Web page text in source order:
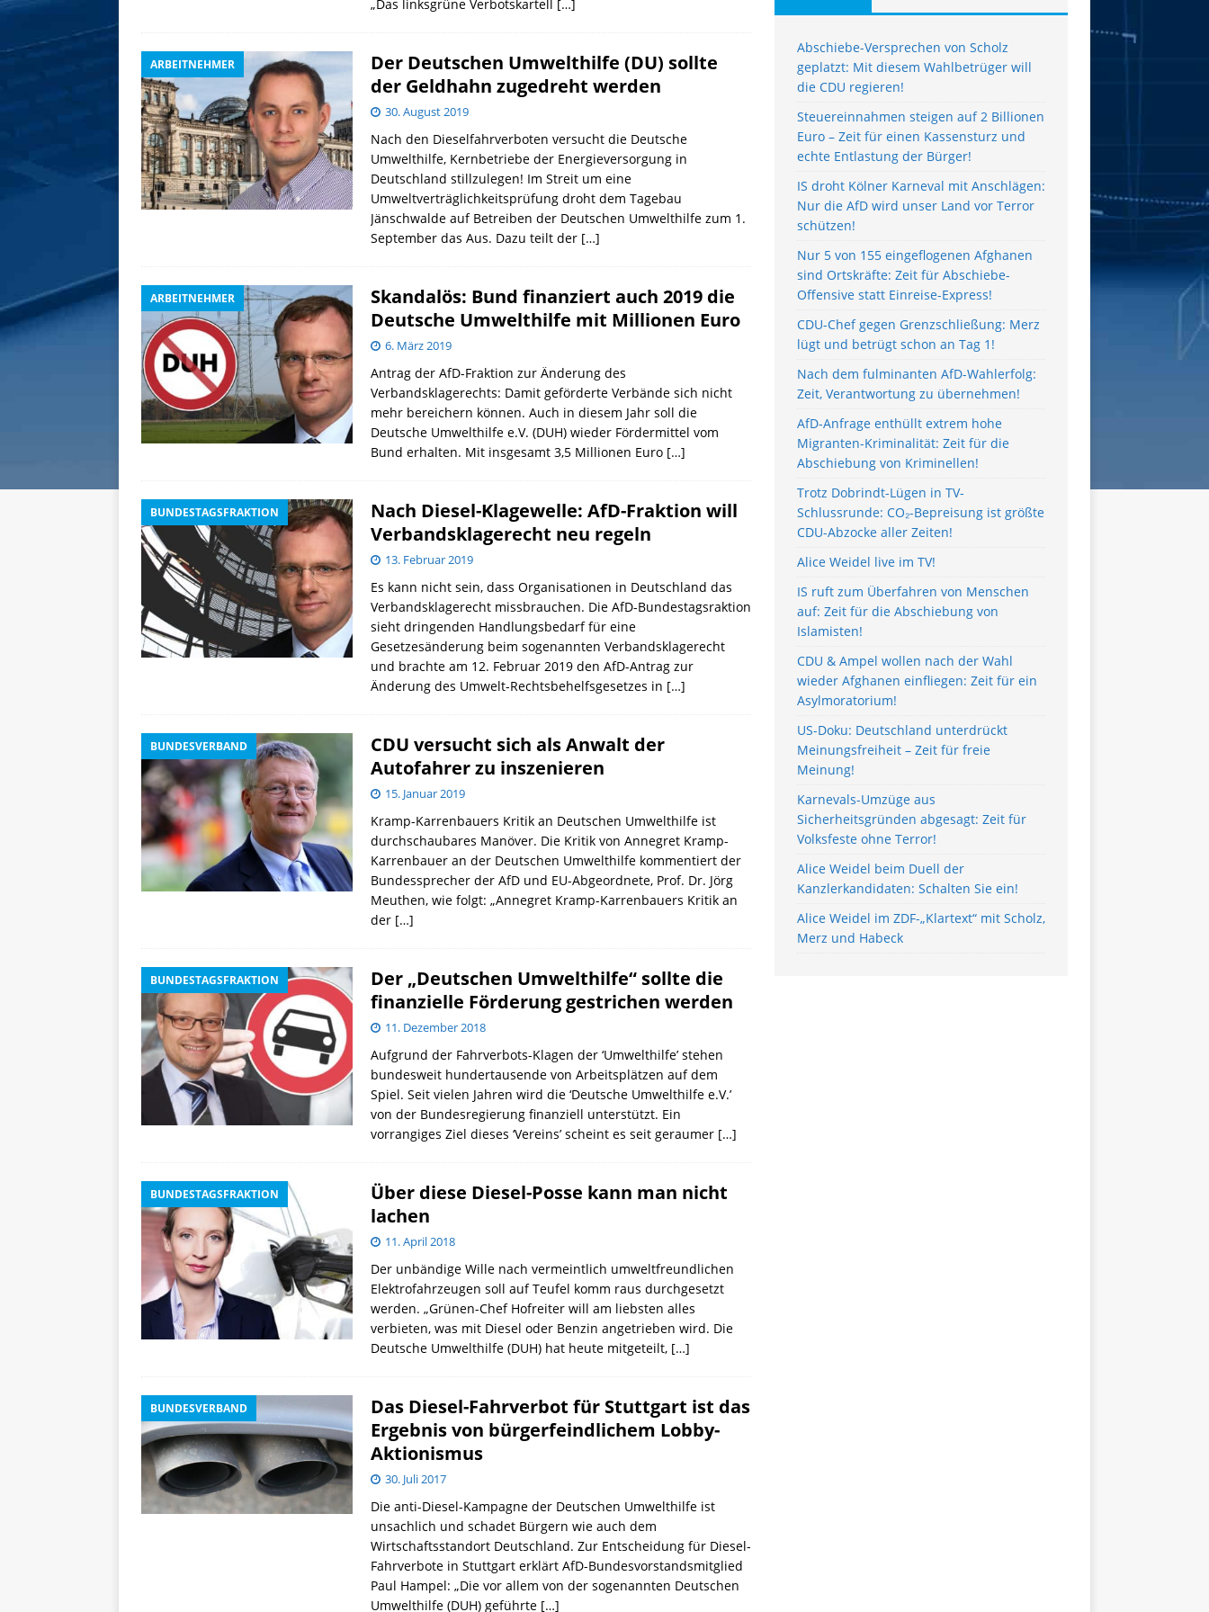
„Das linksgrüne Verbotskartell […]
ARBEITNEHMER
Der Deutschen Umwelthilfe (DU) sollte
der Geldhahn zugedreht werden
30. August 2019
Nach den Dieselfahrverboten versucht die Deutsche
Umwelthilfe, Kernbetriebe der Energieversorgung in
Deutschland stillzulegen! Im Streit um eine
Umweltverträglichkeitsprüfung droht dem Tagebau
Jänschwalde auf Betreiben der Deutschen Umwelthilfe zum 1.
September das Aus. Dazu teilt der […]
ARBEITNEHMER
Skandalös: Bund finanziert auch 2019 die
Deutsche Umwelthilfe mit Millionen Euro
6. März 2019
Antrag der AfD-Fraktion zur Änderung des
Verbandsklagerechts: Damit geförderte Verbände sich nicht
mehr bereichern können. Auch in diesem Jahr soll die
Deutsche Umwelthilfe e.V. (DUH) wieder Fördermittel vom
Bund erhalten. Mit insgesamt 3,5 Millionen Euro […]
BUNDESTAGSFRAKTION
Nach Diesel-Klagewelle: AfD-Fraktion will
Verbandsklagerecht neu regeln
13. Februar 2019
Es kann nicht sein, dass Organisationen in Deutschland das
Verbandsklagerecht missbrauchen. Die AfD-Bundestagsraktion
sieht dringenden Handlungsbedarf für eine
Gesetzesänderung beim sogenannten Verbandsklagerecht
und brachte am 12. Februar 2019 den AfD-Antrag zur
Änderung des Umwelt-Rechtsbehelfsgesetzes in […]
BUNDESVERBAND
CDU versucht sich als Anwalt der
Autofahrer zu inszenieren
15. Januar 2019
Kramp-Karrenbauers Kritik an Deutschen Umwelthilfe ist
durchschaubares Manöver. Die Kritik von Annegret Kramp-
Karrenbauer an der Deutschen Umwelthilfe kommentiert der
Bundessprecher der AfD und EU-Abgeordnete, Prof. Dr. Jörg
Meuthen, wie folgt: „Annegret Kramp-Karrenbauers Kritik an
der […]
BUNDESTAGSFRAKTION
Der „Deutschen Umwelthilfe“ sollte die
finanzielle Förderung gestrichen werden
11. Dezember 2018
Aufgrund der Fahrverbots-Klagen der ‘Umwelthilfe’ stehen
bundesweit hundertausende von Arbeitsplätzen auf dem
Spiel. Seit vielen Jahren wird die ‘Deutsche Umwelthilfe e.V.’
von der Bundesregierung finanziell unterstützt. Ein
vorrangiges Ziel dieses ‘Vereins’ scheint es seit geraumer […]
BUNDESTAGSFRAKTION
Über diese Diesel-Posse kann man nicht
lachen
11. April 2018
Der unbändige Wille nach vermeintlich umweltfreundlichen
Elektrofahrzeugen soll auf Teufel komm raus durchgesetzt
werden. „Grünen-Chef Hofreiter will am liebsten alles
verbieten, was mit Diesel oder Benzin angetrieben wird. Die
Deutsche Umwelthilfe (DUH) hat heute mitgeteilt, […]
BUNDESVERBAND
Das Diesel-Fahrverbot für Stuttgart ist das
Ergebnis von bürgerfeindlichem Lobby-
Aktionismus
30. Juli 2017
Die anti-Diesel-Kampagne der Deutschen Umwelthilfe ist
unsachlich und schadet Bürgern wie auch dem
Wirtschaftsstandort Deutschland. Zur Entscheidung für Diesel-
Fahrverbote in Stuttgart erklärt AfD-Bundesvorstandsmitglied
Paul Hampel: „Die vor allem von der sogenannten Deutschen
Umwelthilfe (DUH) geführte […]
Abschiebe-Versprechen von Scholz
geplatzt: Mit diesem Wahlbetrüger will
die CDU regieren!
Steuereinnahmen steigen auf 2 Billionen
Euro – Zeit für einen Kassensturz und
echte Entlastung der Bürger!
IS droht Kölner Karneval mit Anschlägen:
Nur die AfD wird unser Land vor Terror
schützen!
Nur 5 von 155 eingeflogenen Afghanen
sind Ortskräfte: Zeit für Abschiebe-
Offensive statt Einreise-Express!
CDU-Chef gegen Grenzschließung: Merz
lügt und betrügt schon an Tag 1!
Nach dem fulminanten AfD-Wahlerfolg:
Zeit, Verantwortung zu übernehmen!
AfD-Anfrage enthüllt extrem hohe
Migranten-Kriminalität: Zeit für die
Abschiebung von Kriminellen!
Trotz Dobrindt-Lügen in TV-
Schlussrunde: CO₂-Bepreisung ist größte
CDU-Abzocke aller Zeiten!
Alice Weidel live im TV!
IS ruft zum Überfahren von Menschen
auf: Zeit für die Abschiebung von
Islamisten!
CDU & Ampel wollen nach der Wahl
wieder Afghanen einfliegen: Zeit für ein
Asylmoratorium!
US-Doku: Deutschland unterdrückt
Meinungsfreiheit – Zeit für freie
Meinung!
Karnevals-Umzüge aus
Sicherheitsgründen abgesagt: Zeit für
Volksfeste ohne Terror!
Alice Weidel beim Duell der
Kanzlerkandidaten: Schalten Sie ein!
Alice Weidel im ZDF-„Klartext“ mit Scholz,
Merz und Habeck